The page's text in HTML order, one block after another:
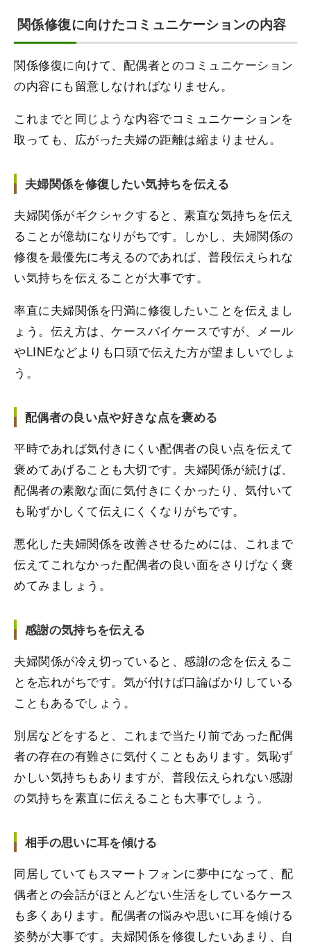
関係修復に向けたコミュニケーションの内容
関係修復に向けて、配偶者とのコミュニケーション
の内容にも留意しなければなりません。
これまでと同じような内容でコミュニケーションを
取っても、広がった夫婦の距離は縮まりません。
夫婦関係を修復したい気持ちを伝える
夫婦関係がギクシャクすると、素直な気持ちを伝え
ることが億劫になりがちです。しかし、夫婦関係の
修復を最優先に考えるのであれば、普段伝えられな
い気持ちを伝えることが大事です。
率直に夫婦関係を円満に修復したいことを伝えまし
ょう。伝え方は、ケースバイケースですが、メール
やLINEなどよりも口頭で伝えた方が望ましいでしょ
う。
配偶者の良い点や好きな点を褒める
平時であれば気付きにくい配偶者の良い点を伝えて
褒めてあげることも大切です。夫婦関係が続けば、
配偶者の素敵な面に気付きにくかったり、気付いて
も恥ずかしくて伝えにくくなりがちです。
悪化した夫婦関係を改善させるためには、これまで
伝えてこれなかった配偶者の良い面をさりげなく褒
めてみましょう。
感謝の気持ちを伝える
夫婦関係が冷え切っていると、感謝の念を伝えるこ
とを忘れがちです。気が付けば口論ばかりしている
こともあるでしょう。
別居などをすると、これまで当たり前であった配偶
者の存在の有難さに気付くこともあります。気恥ず
かしい気持ちもありますが、普段伝えられない感謝
の気持ちを素直に伝えることも大事でしょう。
相手の思いに耳を傾ける
同居していてもスマートフォンに夢中になって、配
偶者との会話がほとんどない生活をしているケース
も多くあります。配偶者の悩みや思いに耳を傾ける
姿勢が大事です。夫婦関係を修復したいあまり、自